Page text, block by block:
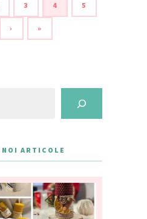
3 4 5
› »
ARTICOLE